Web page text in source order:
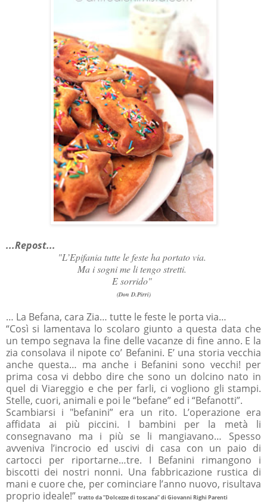
...Repost...
"L’Epifania tutte le feste ha portato via.
Ma i sogni me li tengo stretti.
E sorrido"
(Don D.Pirri)
… La Befana, cara Zia… tutte le feste le porta via…
“Così si lamentava lo scolaro giunto a questa data che
un tempo segnava la fine delle vacanze di fine anno. E la
zia consolava il nipote co’ Befanini. E’ una storia vecchia
anche questa… ma anche i Befanini sono vecchi! per
prima cosa vi debbo dire che sono un dolcino nato in
quel di Viareggio e che per farli, ci vogliono gli stampi.
Stelle, cuori, animali e poi le “befane” ed i “Befanotti”.
Scambiarsi i "befanini” era un rito. L’operazione era
affidata ai più piccini. I bambini per la metà li
consegnavano ma i più se li mangiavano… Spesso
avveniva l’incrocio ed uscivi di casa con un paio di
cartocci per riportarne…tre. I Befanini rimangono i
biscotti dei nostri nonni. Una fabbricazione rustica di
mani e cuore che, per cominciare l’anno nuovo, risultava
proprio ideale!” tratto da “Dolcezze di toscana” di Giovanni Righi Parenti